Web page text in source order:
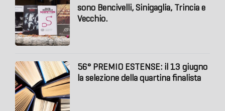
sono Bencivelli, Sinigaglia, Trincia e
Vecchio.
56° PREMIO ESTENSE: il 13 giugno
la selezione della quartina finalista